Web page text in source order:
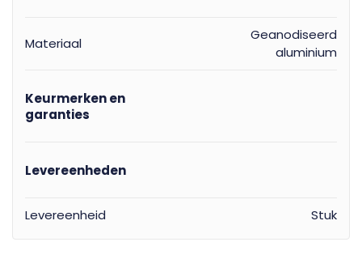
Materiaal
Geanodiseerd
aluminium
Keurmerken en
garanties
Levereenheden
Levereenheid Stuk